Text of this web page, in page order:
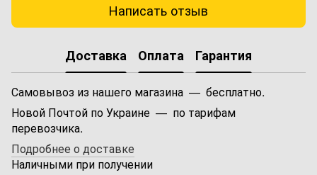
Написать отзыв
Доставка Оплата Гарантия
Самовывоз из нашего магазина — бесплатно.
Новой Почтой по Украине — по тарифам
перевозчика.
Подробнее о доставке
Наличными при получении